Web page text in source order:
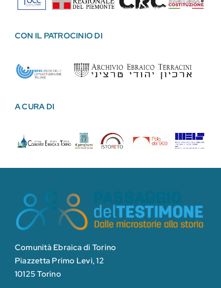
CON IL PATROCINIO DI
A CURA DI
Comunità Ebraica di Torino
Piazzetta Primo Levi, 12
10125 Torino